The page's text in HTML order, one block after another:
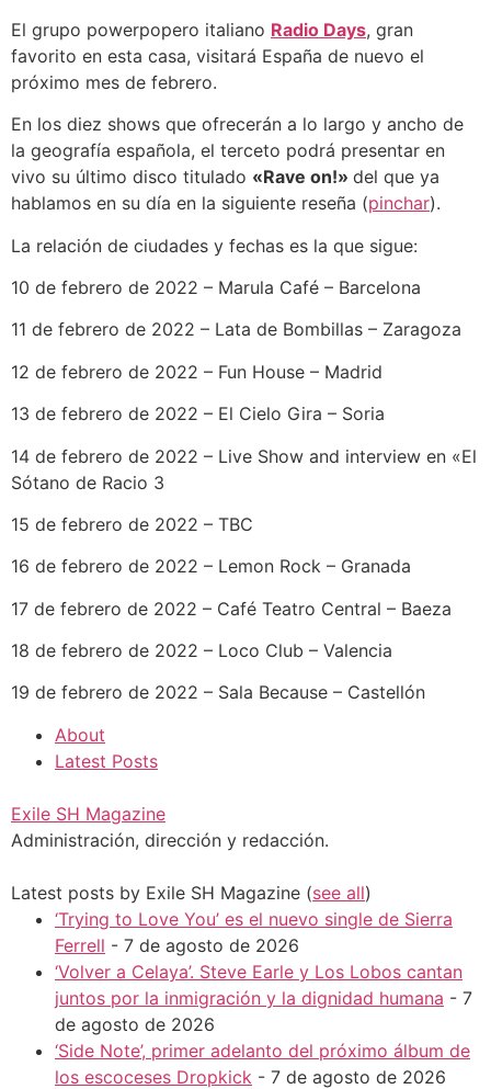
El grupo powerpopero italiano Radio Days, gran
favorito en esta casa, visitará España de nuevo el
próximo mes de febrero.
En los diez shows que ofrecerán a lo largo y ancho de
la geografía española, el terceto podrá presentar en
vivo su último disco titulado «Rave on!» del que ya
hablamos en su día en la siguiente reseña (pinchar).
La relación de ciudades y fechas es la que sigue:
10 de febrero de 2022 – Marula Café – Barcelona
11 de febrero de 2022 – Lata de Bombillas – Zaragoza
12 de febrero de 2022 – Fun House – Madrid
13 de febrero de 2022 – El Cielo Gira – Soria
14 de febrero de 2022 – Live Show and interview en «El
Sótano de Racio 3
15 de febrero de 2022 – TBC
16 de febrero de 2022 – Lemon Rock – Granada
17 de febrero de 2022 – Café Teatro Central – Baeza
18 de febrero de 2022 – Loco Club – Valencia
19 de febrero de 2022 – Sala Because – Castellón
About
Latest Posts
Exile SH Magazine
Administración, dirección y redacción.
Latest posts by Exile SH Magazine (see all)
‘Trying to Love You’ es el nuevo single de Sierra
Ferrell - 7 de agosto de 2026
‘Volver a Celaya’. Steve Earle y Los Lobos cantan
juntos por la inmigración y la dignidad humana - 7
de agosto de 2026
‘Side Note’, primer adelanto del próximo álbum de
los escoceses Dropkick - 7 de agosto de 2026